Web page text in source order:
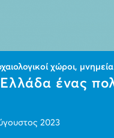
χώροι,
ένας
2023